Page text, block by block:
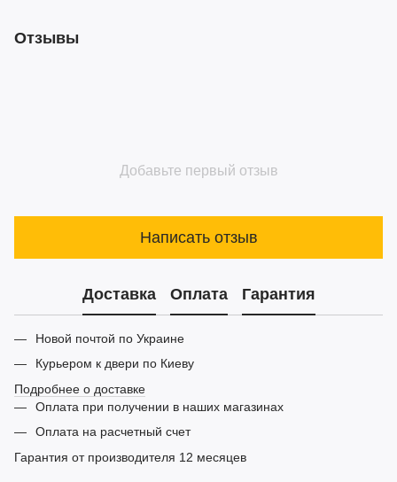
Отзывы
Добавьте первый отзыв
Написать отзыв
Доставка Оплата Гарантия
Новой почтой по Украине
Курьером к двери по Киеву
Подробнее о доставке
Оплата при получении в наших магазинах
Оплата на расчетный счет
Гарантия от производителя 12 месяцев